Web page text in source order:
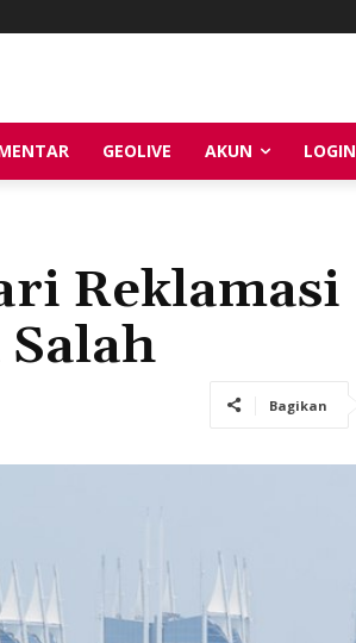
GEOLIVE AKUN LOGIN
Reklamasi
Bagikan